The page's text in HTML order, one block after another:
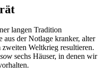
langen Tradition
der Notlage kranker, alter
Weltkrieg resultieren.
sechs Häuser, in denen wir